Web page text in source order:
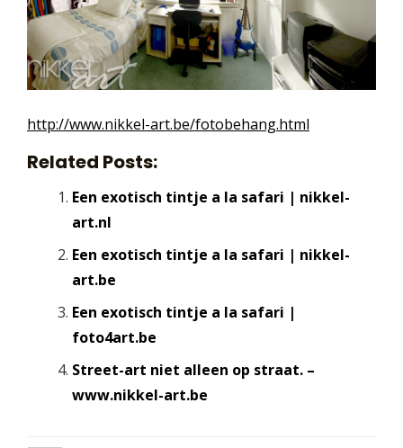
http://www.nikkel-art.be/fotobehang.html
Related Posts:
Een exotisch tintje a la safari | nikkel-
art.nl
Een exotisch tintje a la safari | nikkel-
art.be
Een exotisch tintje a la safari |
foto4art.be
Street-art niet alleen op straat. –
www.nikkel-art.be